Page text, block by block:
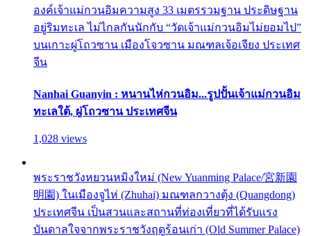
องค์เจ้าแม่กวนอิมความสูง 33 เมตรรวมฐาน ประดิษฐาน
อยู่ริมทะเล ไม่ไกลกันนักกับ “วัดเจ้าแม่กวนอิมไม่ยอมไป”
บนเกาะผู่โถวซาน เมืองโจวซาน มณฑลเจ้อเจียง ประเทศ
จีน
Nanhai Guanyin : หนานไห่กวนอิม...รูปปั้นเจ้าแม่กวนอิม
ทะเลใต้, ผู่โถวซาน ประเทศจีน
1,028 views
พระราชวังหยวนหมิงใหม่ (New Yuanming Palace/宮新園
明園) ในเมืองจูไห่ (Zhuhai) มณฑลกวางตุ้ง (Quangdong)
ประเทศจีน เป็นสวนและสถานที่ท่องเที่ยวที่ได้รับแรง
บันดาลใจจากพระราชวังฤดูร้อนเก่า (Old Summer Palace)